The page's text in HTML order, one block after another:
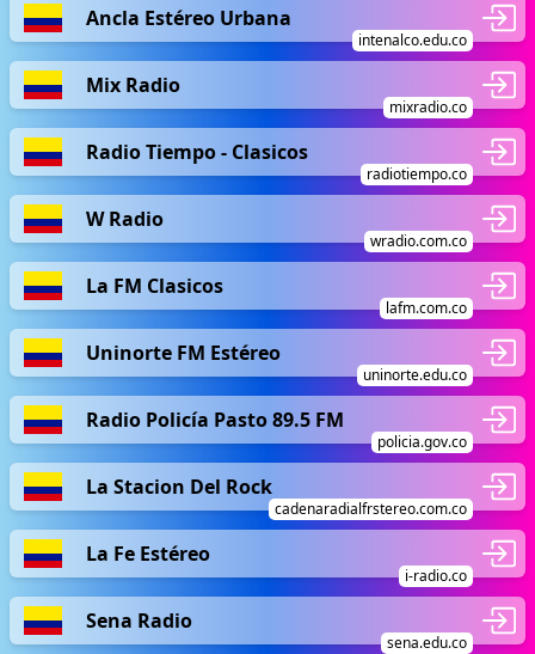
Ancla Estéreo Urbana
intenalco.edu.co
Mix Radio
mixradio.co
Radio Tiempo - Clasicos
radiotiempo.co
W Radio
wradio.com.co
La FM Clasicos
lafm.com.co
Uninorte FM Estéreo
uninorte.edu.co
Radio Policía Pasto 89.5 FM
policia.gov.co
La Stacion Del Rock
cadenaradialfrstereo.com.co
La Fe Estéreo
i-radio.co
Sena Radio
sena.edu.co